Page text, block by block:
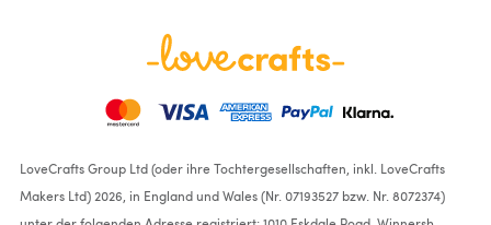
LoveCrafts Group Ltd (oder ihre Tochtergesellschaften, inkl. LoveCrafts
Makers Ltd) 2026, in England und Wales (Nr. 07193527 bzw. Nr. 8072374)